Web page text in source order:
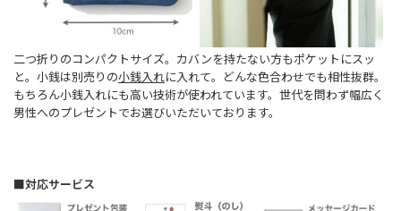
二つ折りのコンパクトサイズ。カバンを持たない方もポケットにスッ
と。小銭は別売りの小銭入れに入れて。どんな色合わせでも相性抜群。
もちろん小銭入れにも高い技術が使われています。世代を問わず幅広く
男性へのプレゼントでお選びいただいております。
■対応サービス